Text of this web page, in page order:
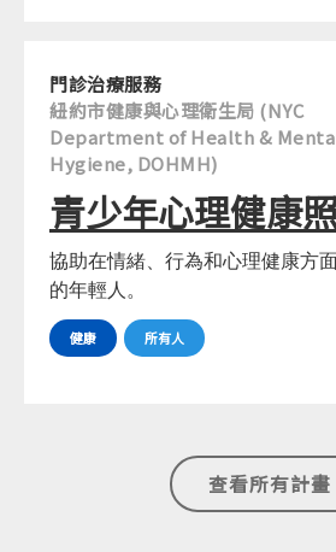
門診治療服務
紐約市健康與心理衛生局 (NYC
Department of Health &
Hygiene, DOHMH)
青少年心理健康
協助在情緒、行為和心理健康方
的年輕人。
健康 所有人
查看所有計畫